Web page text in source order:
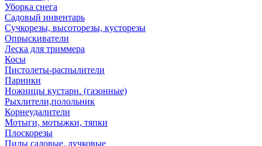
Уборка снега
Садовый инвентарь
Сучкорезы, высоторезы, кусторезы
Опрыскиватели
Леска для триммера
Косы
Пистолеты-распылители
Парники
Ножницы кустарн. (газонные)
Рыхлители,полольник
Корнеудалители
Мотыги, мотыжки, тяпки
Плоскорезы
Пилы садовые, лучковые